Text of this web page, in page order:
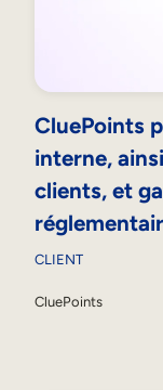
CluePoints
interne,
clients, et
CLIENT
CluePoints